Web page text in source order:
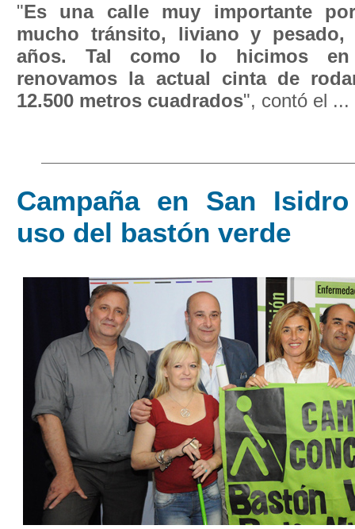
"Es una calle muy importante
mucho tránsito, liviano y
años. Tal como lo hicimos en
renovamos la actual cinta de
12.500 metros cuadrados", contó el ...
Campaña en San
uso del bastón verde